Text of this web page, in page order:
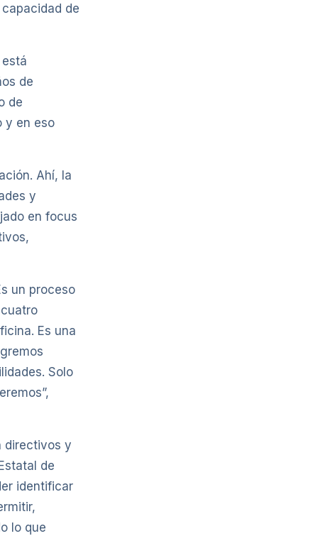
de
de
de
y en eso
Ahí, la
y
en focus
un proceso
Es una
Solo
directivos y
de
identificar
lo que